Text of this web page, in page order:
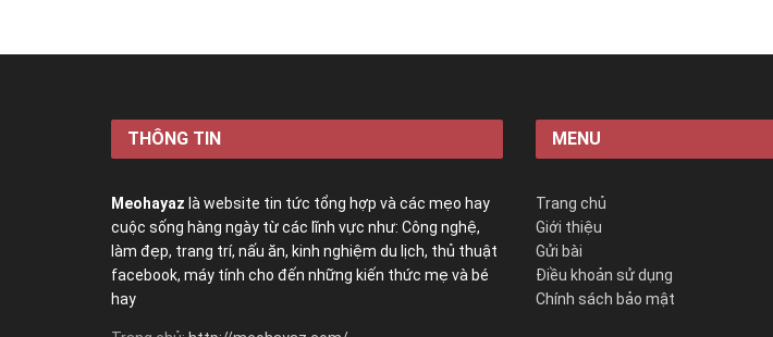
THÔNG TIN
Meohayaz là website tin tức tổng hợp và các mẹo hay
cuộc sống hàng ngày từ các lĩnh vực như: Công nghệ,
làm đẹp, trang trí, nấu ăn, kinh nghiệm du lịch, thủ thuật
facebook, máy tính cho đến những kiến thức mẹ và bé
hay
MENU
Trang chủ
Giới thiệu
Gửi bài
Điều khoản sử dụng
Chính sách bảo mật